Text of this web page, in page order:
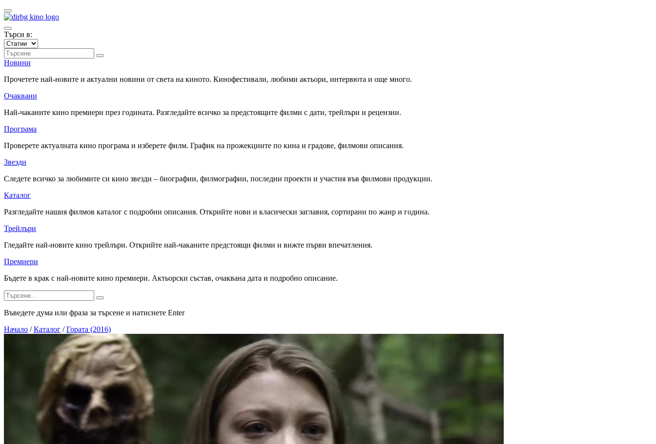
Търси в:
Новини
Прочетете най-новите и актуални новини от света на киното. Кинофестивали, любими актьори, интервюта и още много.
Очаквани
Най-чаканите кино премиери през годината. Разгледайте всичко за предстоящите филми с дати, трейлъри и рецензии.
Програма
Проверете актуалната кино програма и изберете филм. График на прожекциите по кина и градове, филмови описания.
Звезди
Следете всичко за любимите си кино звезди – биографии, филмографии, последни проекти и участия във филмови продукции.
Каталог
Разгледайте нашия филмов каталог с подробни описания. Открийте нови и класически заглавия, сортирани по жанр и година.
Трейлъри
Гледайте най-новите кино трейлъри. Открийте най-чаканите предстоящи филми и вижте първи впечатления.
Премиери
Бъдете в крак с най-новите кино премиери. Актьорски състав, очаквана дата и подробно описание.
Въведете дума или фраза за търсене и натиснете Enter
Начало / Каталог / Гората (2016)